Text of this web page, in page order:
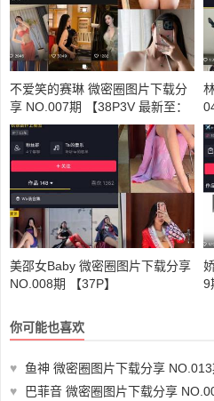
不爱笑的赛琳 微密圈图片下载分
享 NO.007期 【38P3V 最新至：
2023.9.19
美邵女Baby 微密圈图片下载分享
NO.008期 【37P】
9
你可能也喜欢
♥ 鱼神 微密圈图片下载分享 NO.013
♥
巴菲音 微密圈图片下载分享 NO.004期 【